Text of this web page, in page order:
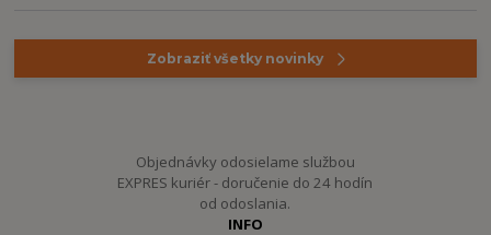
Zobraziť všetky novinky
Objednávky odosielame službou
EXPRES kuriér - doručenie do 24 hodín
od odoslania.
INFO